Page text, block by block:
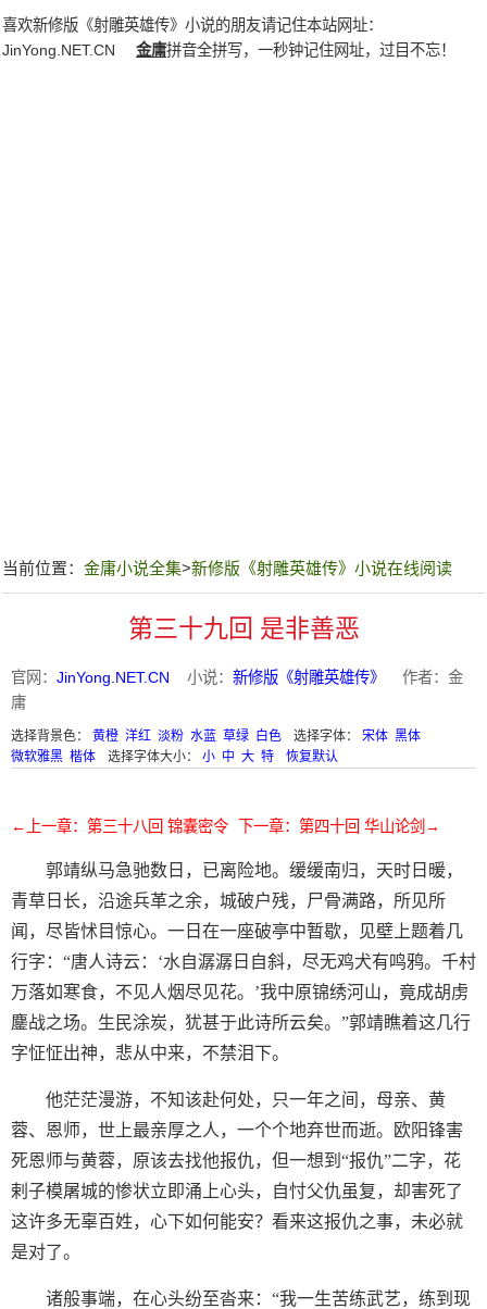
喜欢新修版《射雕英雄传》小说的朋友请记住本站网址：
JinYong.NET.CN
金庸拼音全拼写，一秒钟记住网址，过目不忘！
当前位置： 金庸小说全集>新修版《射雕英雄传》小说在线阅读
第三十九回 是非善恶
官网： JinYong.NET.CN 小说： 新修版《射雕英雄传》
作者：金
庸
选择背景色： 黄橙 洋红 淡粉 水蓝 草绿 白色 选择字体： 宋体 黑体
微软雅黑 楷体 选择字体大小： 小 中 大 特 恢复默认
←上一章：第三十八回 锦囊密令 下一章：第四十回 华山论剑→
郭靖纵马急驰数日，已离险地。缓缓南归，天时日暖，
青草日长，沿途兵革之余，城破户残，尸骨满路，所见所
闻，尽皆怵目惊心。一日在一座破亭中暂歇，见壁上题着几
行字：“唐人诗云：‘水自潺潺日自斜，尽无鸡犬有鸣鸦。千村
万落如寒食，不见人烟尽见花。’我中原锦绣河山，竟成胡虏
鏖战之场。生民涂炭，犹甚于此诗所云矣。”郭靖瞧着这几行
字怔怔出神，悲从中来，不禁泪下。
他茫茫漫游，不知该赴何处，只一年之间，母亲、黄
蓉、恩师，世上最亲厚之人，一个个地弃世而逝。欧阳锋害
死恩师与黄蓉，原该去找他报仇，但一想到“报仇”二字，花
剌子模屠城的惨状立即涌上心头，自忖父仇虽复，却害死了
这许多无辜百姓，心下如何能安？看来这报仇之事，未必就
是对了。
诸般事端，在心头纷至沓来：“我一生苦练武艺，练到现